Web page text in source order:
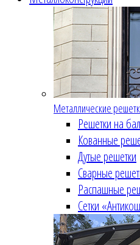
Металлические
Решетки на
Кованные
Дутые решетки
Сварные
Распашные
Сетки